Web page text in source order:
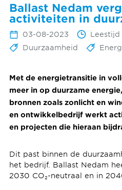
Ballast Nedam
activiteiten in
03-08-2023
Leestijd
Duurzaamheid
Met de energietransitie in
meer in op duurzame
bronnen zoals zonlicht en
en ontwikkelbedrijf werkt
en projecten die hieraan
Dit past binnen de
het bedrijf. Ballast Nedam
2030 CO₂-neutraal en in